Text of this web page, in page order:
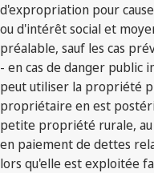
d'expropriation pour
ou d'intérêt social et
préalable, sauf les cas
- en cas de danger public
peut utiliser la propriété
propriétaire en est
petite propriété rurale, au
en paiement de dettes
lors qu'elle est exploitée